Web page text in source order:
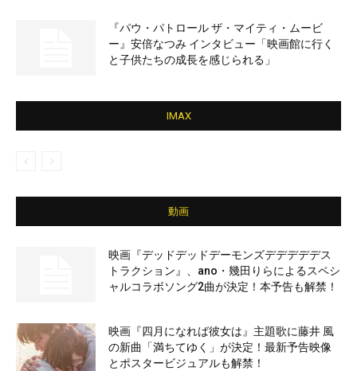
『パウ・パトロール ザ・マイティ・ムービ
ー』安倍なつみ インタビュー「映画館に行く
と子供たちの成長を感じられる」
IMAX
動画
映画『デッドデッドデーモンズデデデデデス
トラクション』、ano・幾田りらによるスペシ
ャルコラボソング2曲が決定！本予告も解禁！
映画『四月になれば彼女は』主題歌に藤井 風
の新曲「満ちてゆく」が決定！最新予告映像
とポスタービジュアルも解禁！